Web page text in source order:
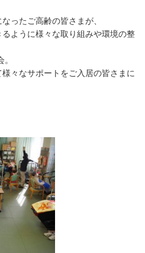
ったご高齢の皆さまが、
ように様々な取り組みや環境の整
々なサポートをご入居の皆さまに